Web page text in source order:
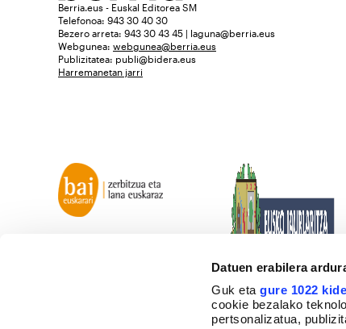
Datuen erabilera
Guk etagure 1022
cookie bezalako
pertsonalizatua,
Berria.eus - Euskal Editorea SM
Telefonoa: 943 30 40 30
Bezero arreta: 943 30 43 45 | laguna@berria.eus
Webgunea: webgunea@berria.eus
Publizitatea: publi@bidera.eus
Harremanetan jarri